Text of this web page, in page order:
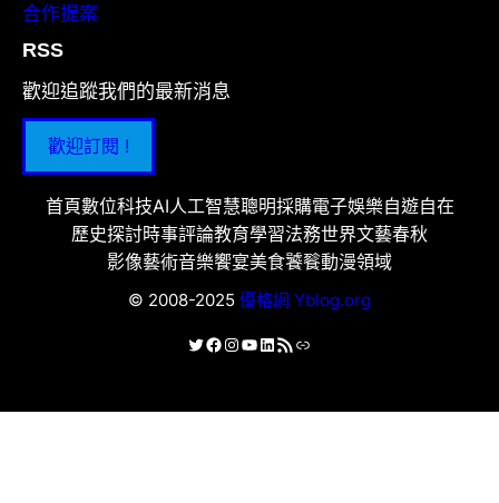
合作提案
RSS
歡迎追蹤我們的最新消息
歡迎訂閱 !
首頁數位科技AI人工智慧聰明採購電子娛樂自遊自在
歷史探討時事評論教育學習法務世界文藝春秋
影像藝術音樂饗宴美食饕餮動漫領域
© 2008-2025 優格網 Yblog.org
X Facebook
Instagram
YouTube
LinkedIn
RSS 資訊提供連結